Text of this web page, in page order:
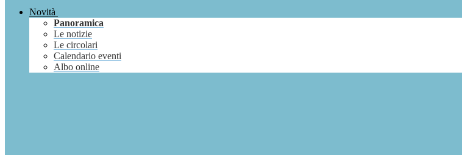
Novità
Panoramica
Le notizie
Le circolari
Calendario eventi
Albo online